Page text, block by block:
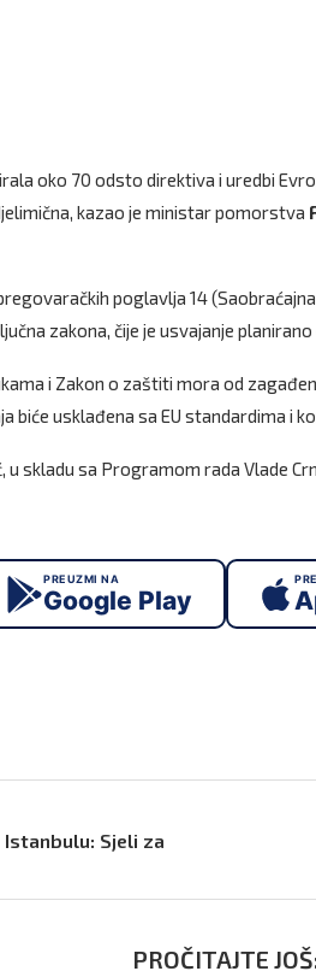
oko 70 odsto direktiva i uredbi
kazao je ministar pomorstva
poglavlja 14
zakona, čije je usvajanje
i Zakon o zaštiti mora od
usklađena sa EU standardima i
skladu sa Programom rada Vlade
PREUZMI NA
Google Play
Sjeli za
PROČITAJTE